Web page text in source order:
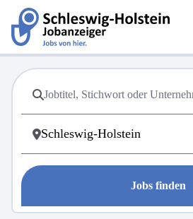
Jobs finden